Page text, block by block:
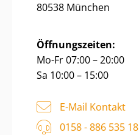
80538 München
Öffnungszeiten:
Mo-Fr 07:00 – 20:00
Sa 10:00 – 15:00
E-Mail Kontakt
0158 - 886 535 18